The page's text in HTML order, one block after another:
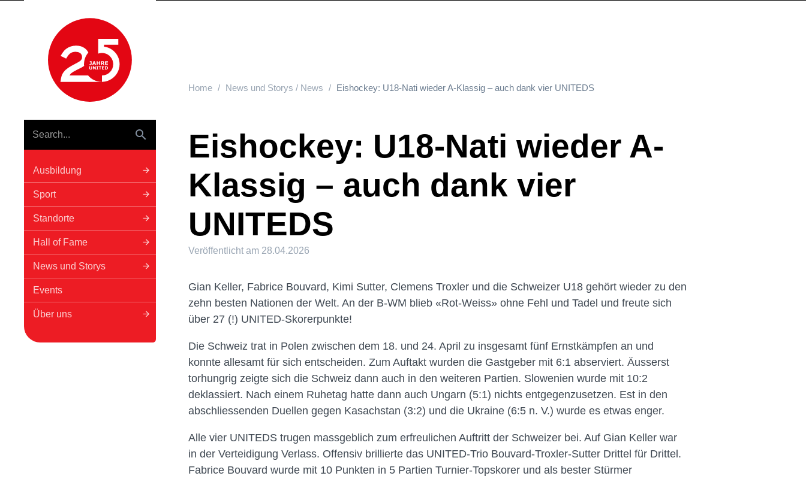
Hauptnavigation
Ausbildung
Sport
Standorte
Hall of Fame
News und Storys
Events
Über uns
Home News und Storys / News Eishockey: U18-Nati wieder A-Klassig – auch dank vier UNITEDS
Eishockey: U18-Nati wieder A-
Klassig – auch dank vier
UNITEDS
Veröffentlicht am 28.04.2026
Gian Keller, Fabrice Bouvard, Kimi Sutter, Clemens Troxler und die Schweizer U18 gehört wieder zu den
zehn besten Nationen der Welt. An der B-WM blieb «Rot-Weiss» ohne Fehl und Tadel und freute sich
über 27 (!) UNITED-Skorerpunkte!
Die Schweiz trat in Polen zwischen dem 18. und 24. April zu insgesamt fünf Ernstkämpfen an und
konnte allesamt für sich entscheiden. Zum Auftakt wurden die Gastgeber mit 6:1 abserviert. Äusserst
torhungrig zeigte sich die Schweiz dann auch in den weiteren Partien. Slowenien wurde mit 10:2
deklassiert. Nach einem Ruhetag hatte dann auch Ungarn (5:1) nichts entgegenzusetzen. Est in den
abschliessenden Duellen gegen Kasachstan (3:2) und die Ukraine (6:5 n. V.) wurde es etwas enger.
Alle vier UNITEDS trugen massgeblich zum erfreulichen Auftritt der Schweizer bei. Auf Gian Keller war
in der Verteidigung Verlass. Offensiv brillierte das UNITED-Trio Bouvard-Troxler-Sutter Drittel für Drittel.
Fabrice Bouvard wurde mit 10 Punkten in 5 Partien Turnier-Topskorer und als bester Stürmer